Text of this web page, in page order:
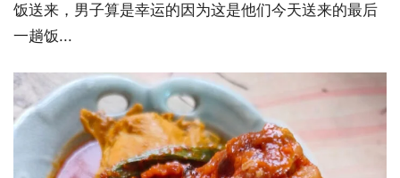
饭送来，男子算是幸运的因为这是他们今天送来的最后
一趟饭...